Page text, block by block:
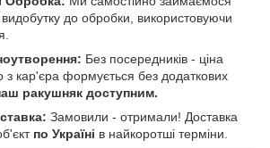
до обробки, використовуючи
Без посередників - ціна
кар'єра формується без додаткових
ракушняк доступним.
Замовили - отримали! Доставка
по Україні в найкоротші терміни.